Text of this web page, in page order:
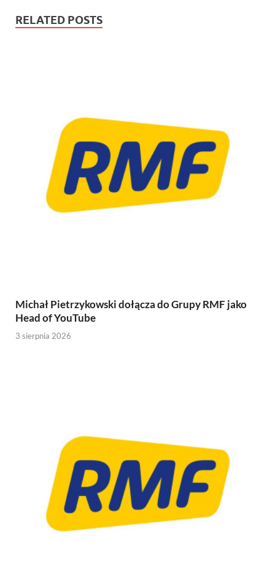
RELATED POSTS
Michał Pietrzykowski dołącza do Grupy RMF jako
Head of YouTube
3 sierpnia 2026